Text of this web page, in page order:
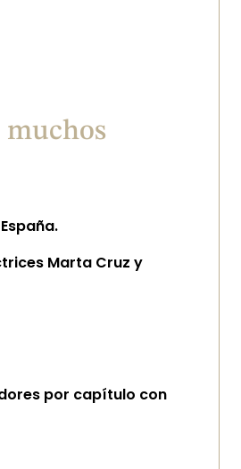
muchos
Marta Cruz y
por capítulo con